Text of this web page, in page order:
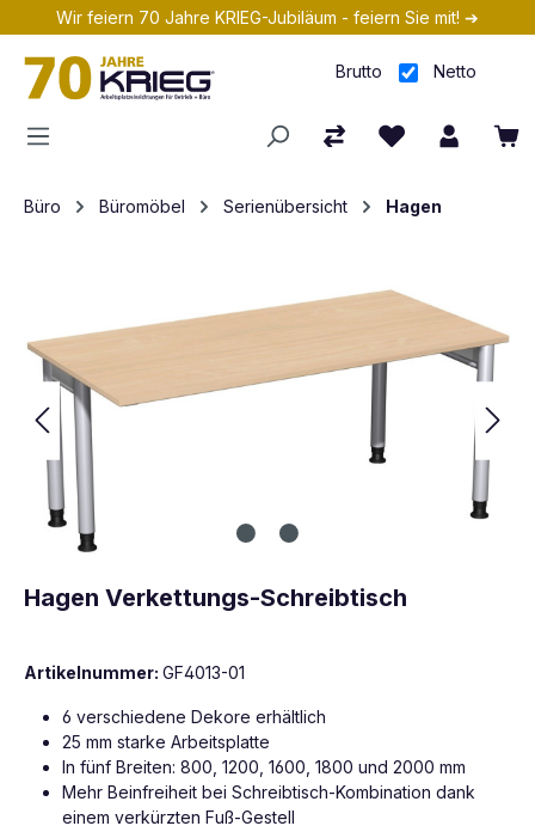
Zum Hauptinhalt springen
Wir feiern 70 Jahre KRIEG-Jubiläum - feiern Sie mit! ➔
Brutto Netto
Büro Büromöbel Serienübersicht Hagen
Hagen Verkettungs-Schreibtisch
Artikelnummer: GF4013-01
6 verschiedene Dekore erhältlich
25 mm starke Arbeitsplatte
In fünf Breiten: 800, 1200, 1600, 1800 und 2000 mm
Mehr Beinfreiheit bei Schreibtisch-Kombination dank
einem verkürzten Fuß-Gestell